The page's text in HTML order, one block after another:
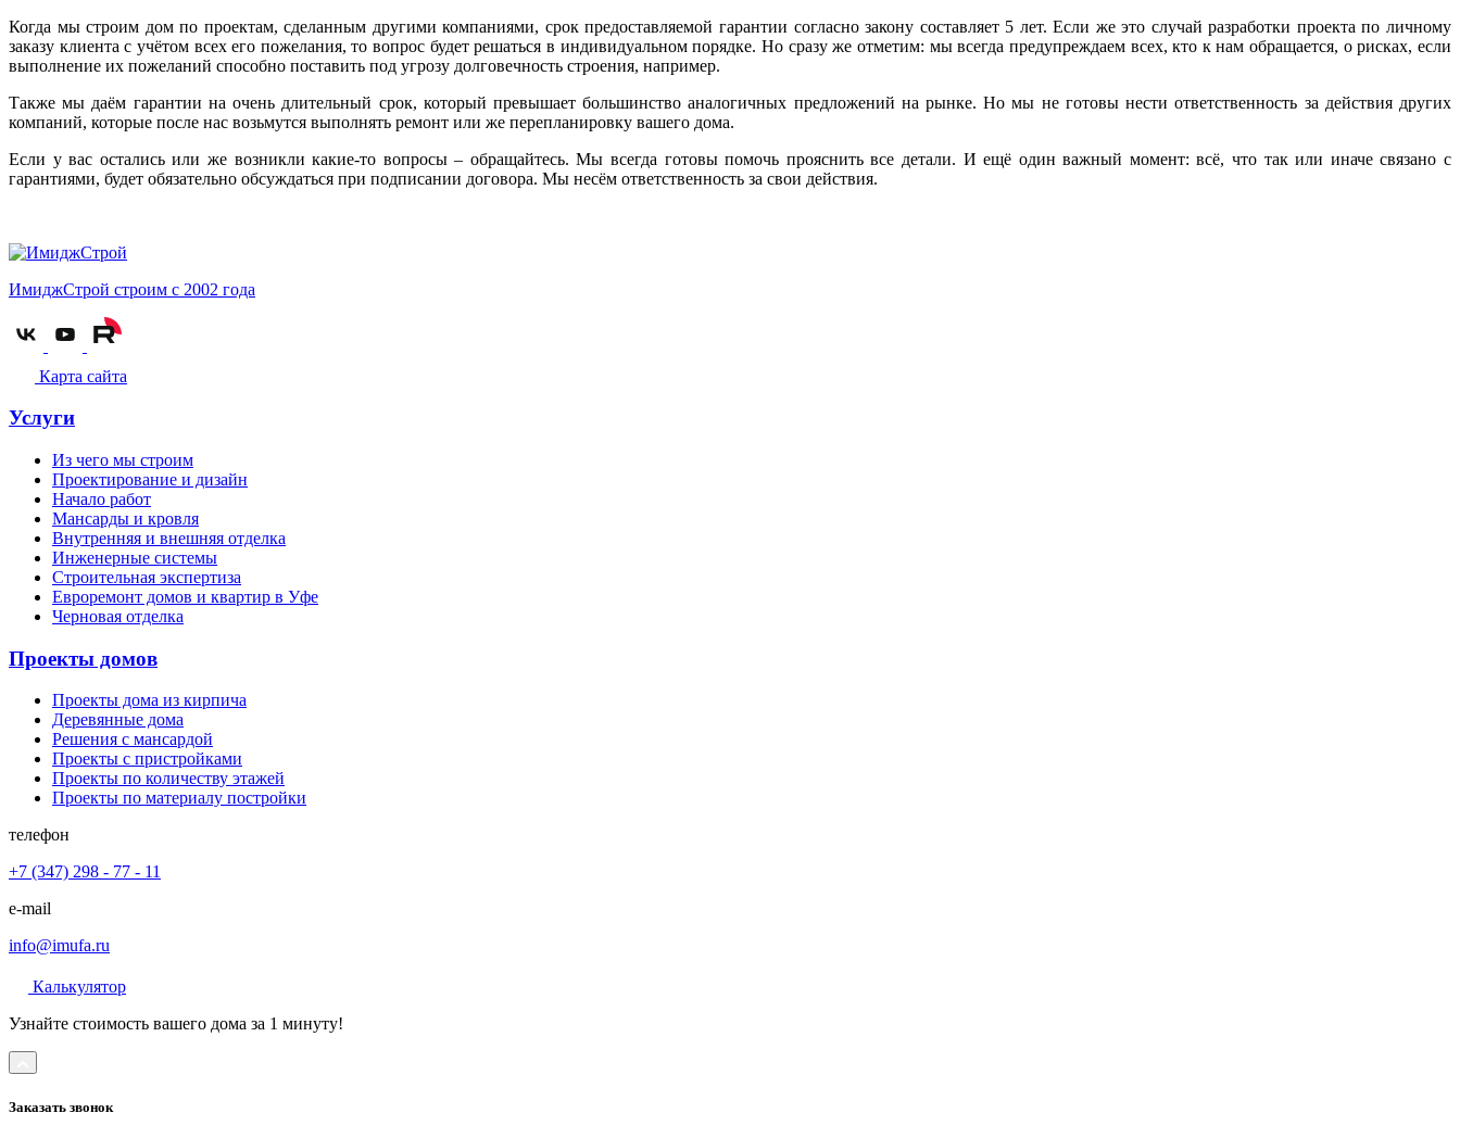
Когда мы строим дом по проектам, сделанным другими компаниями, срок предоставляемой гарантии согласно закону составляет 5 лет. Если же это случай разработки проекта по личному
заказу клиента с учётом всех его пожелания, то вопрос будет решаться в индивидуальном порядке. Но сразу же отметим: мы всегда предупреждаем всех, кто к нам обращается, о рисках, если
выполнение их пожеланий способно поставить под угрозу долговечность строения, например.
Также мы даём гарантии на очень длительный срок, который превышает большинство аналогичных предложений на рынке. Но мы не готовы нести ответственность за действия других
компаний, которые после нас возьмутся выполнять ремонт или же перепланировку вашего дома.
Если у вас остались или же возникли какие-то вопросы – обращайтесь. Мы всегда готовы помочь прояснить все детали. И ещё один важный момент: всё, что так или иначе связано с
гарантиями, будет обязательно обсуждаться при подписании договора. Мы несём ответственность за свои действия.
ИмиджСтрой строим с 2002 года
Карта сайта
Услуги
Из чего мы строим
Проектирование и дизайн
Начало работ
Мансарды и кровля
Внутренняя и внешняя отделка
Инженерные системы
Строительная экспертиза
Евроремонт домов и квартир в Уфе
Черновая отделка
Проекты домов
Проекты дома из кирпича
Деревянные дома
Решения с мансардой
Проекты с пристройками
Проекты по количеству этажей
Проекты по материалу постройки
телефон
+7 (347) 298 - 77 - 11
e-mail
info@imufa.ru
Калькулятор
Узнайте стоимость вашего дома за 1 минуту!
Заказать звонок